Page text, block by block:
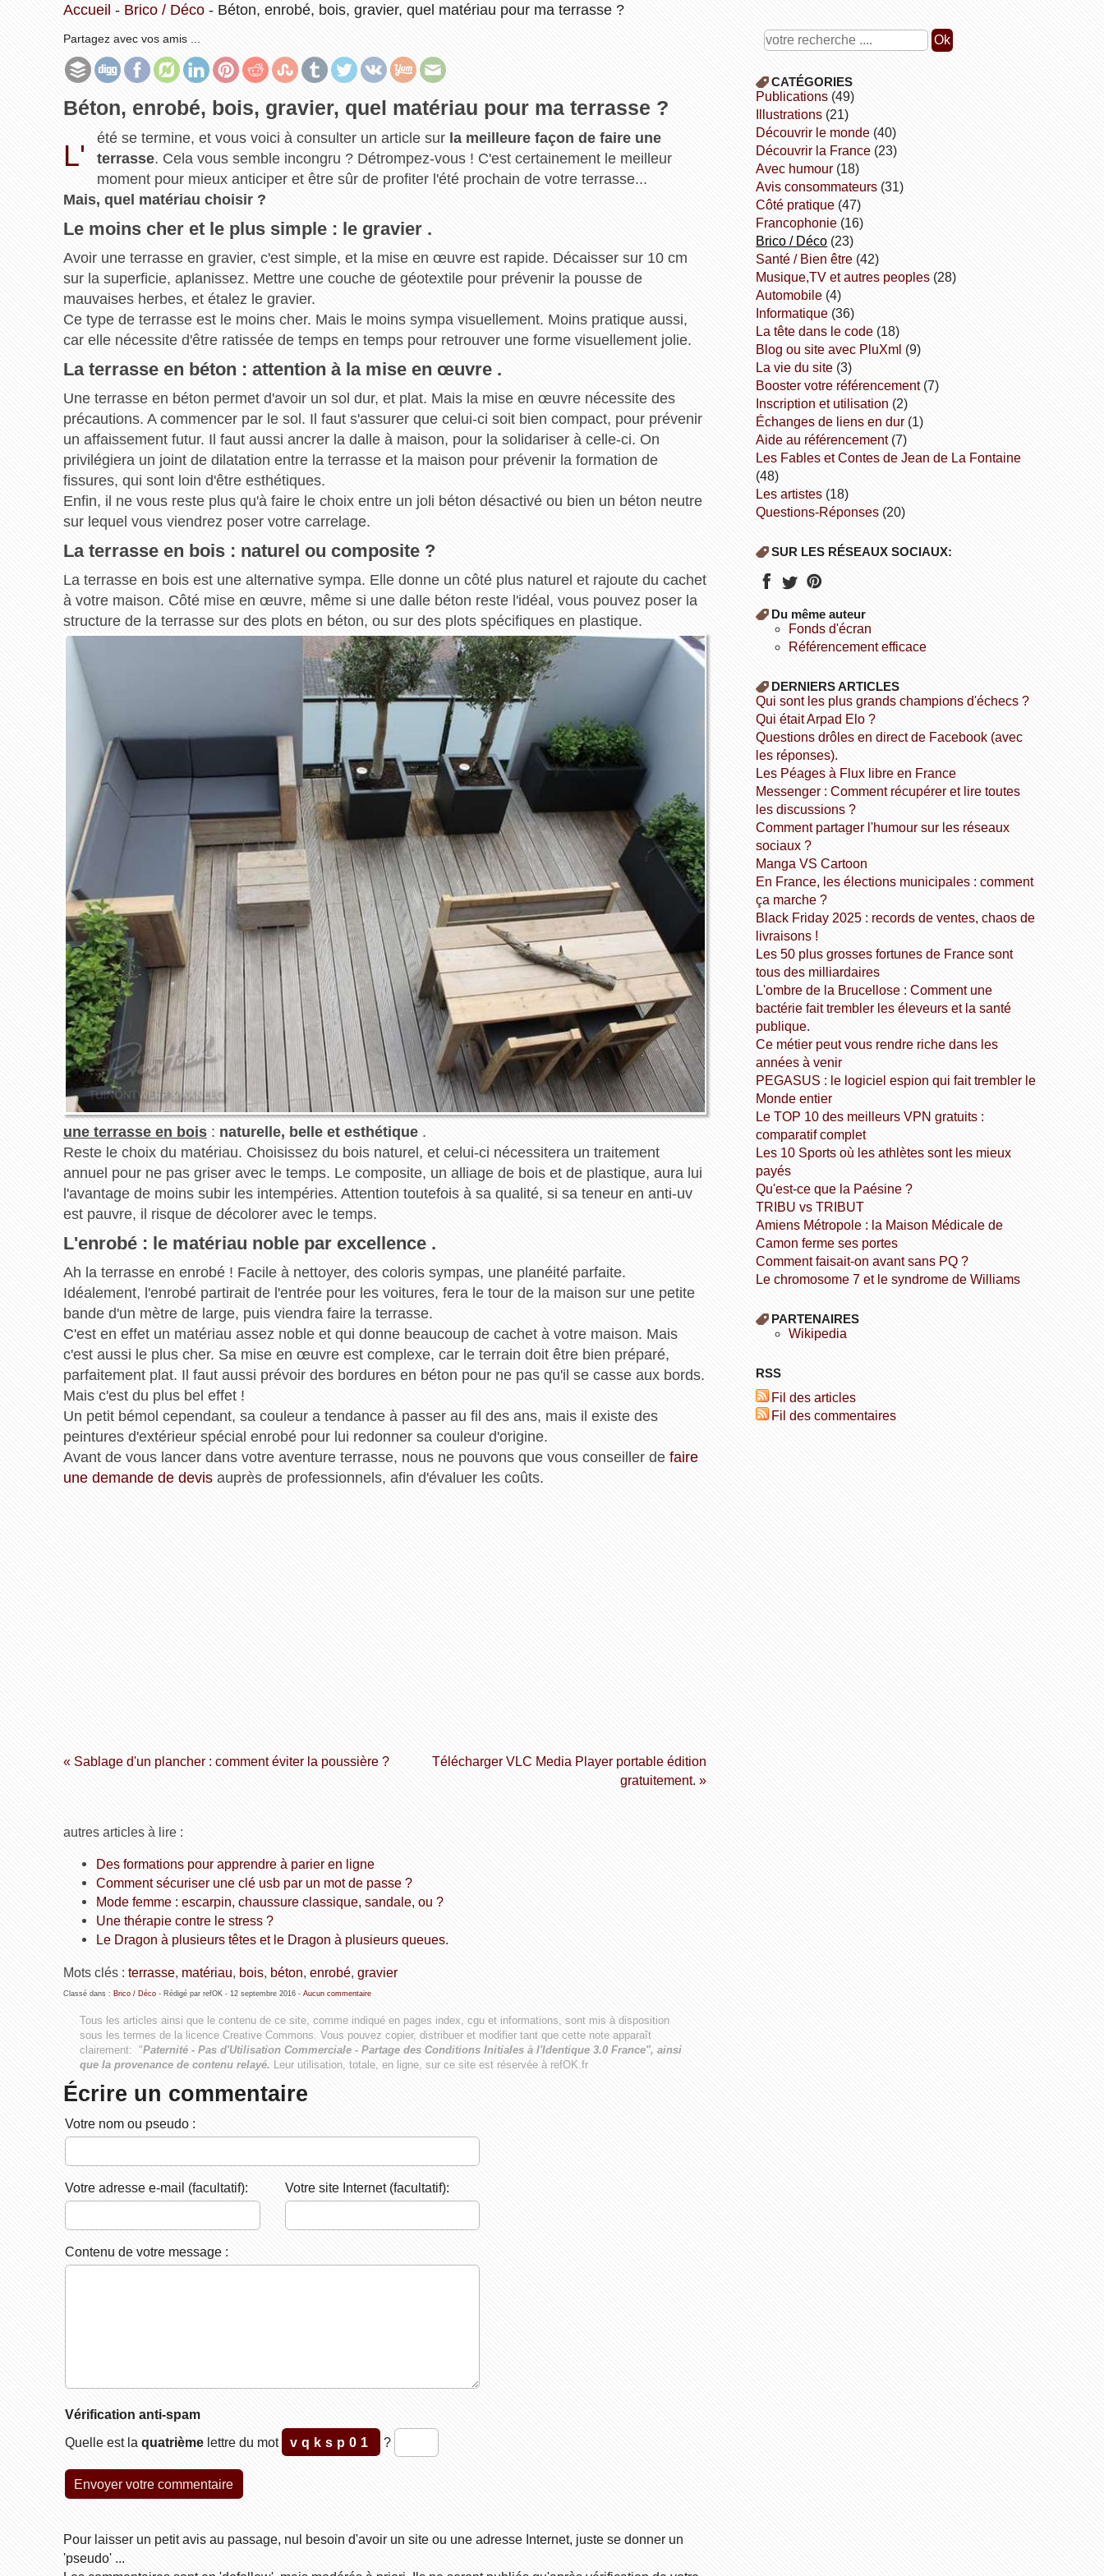
Accueil - Brico / Déco- Béton, enrobé, bois, gravier, quel matériau pour ma terrasse ?
Partagez avec vos amis ...
Béton, enrobé, bois, gravier, quel matériau pour ma terrasse ?
L'
été se termine, et vous voici à consulter un article sur la meilleure façon de faire une
terrasse. Cela vous semble incongru ? Détrompez-vous ! C'est certainement le meilleur
moment pour mieux anticiper et être sûr de profiter l'été prochain de votre terrasse...
Mais, quel matériau choisir ?
Le moins cher et le plus simple : le gravier .
Avoir une terrasse en gravier, c'est simple, et la mise en œuvre est rapide. Décaisser sur 10 cm
sur la superficie, aplanissez. Mettre une couche de géotextile pour prévenir la pousse de
mauvaises herbes, et étalez le gravier.
Ce type de terrasse est le moins cher. Mais le moins sympa visuellement. Moins pratique aussi,
car elle nécessite d'être ratissée de temps en temps pour retrouver une forme visuellement jolie.
La terrasse en béton : attention à la mise en œuvre .
Une terrasse en béton permet d'avoir un sol dur, et plat. Mais la mise en œuvre nécessite des
précautions. A commencer par le sol. Il faut s'assurer que celui-ci soit bien compact, pour prévenir
un affaissement futur. Il faut aussi ancrer la dalle à maison, pour la solidariser à celle-ci. On
privilégiera un joint de dilatation entre la terrasse et la maison pour prévenir la formation de
fissures, qui sont loin d'être esthétiques.
Enfin, il ne vous reste plus qu'à faire le choix entre un joli béton désactivé ou bien un béton neutre
sur lequel vous viendrez poser votre carrelage.
La terrasse en bois : naturel ou composite ?
La terrasse en bois est une alternative sympa. Elle donne un côté plus naturel et rajoute du cachet
à votre maison. Côté mise en œuvre, même si une dalle béton reste l'idéal, vous pouvez poser la
structure de la terrasse sur des plots en béton, ou sur des plots spécifiques en plastique.
une terrasse en bois: naturelle, belle et esthétique.
Reste le choix du matériau. Choisissez du bois naturel, et celui-ci nécessitera un traitement
annuel pour ne pas griser avec le temps. Le composite, un alliage de bois et de plastique, aura lui
l'avantage de moins subir les intempéries. Attention toutefois à sa qualité, si sa teneur en anti-uv
est pauvre, il risque de décolorer avec le temps.
L'enrobé : le matériau noble par excellence .
Ah la terrasse en enrobé ! Facile à nettoyer, des coloris sympas, une planéité parfaite.
Idéalement, l'enrobé partirait de l'entrée pour les voitures, fera le tour de la maison sur une petite
bande d'un mètre de large, puis viendra faire la terrasse.
C'est en effet un matériau assez noble et qui donne beaucoup de cachet à votre maison. Mais
c'est aussi le plus cher. Sa mise en œuvre est complexe, car le terrain doit être bien préparé,
parfaitement plat. Il faut aussi prévoir des bordures en béton pour ne pas qu'il se casse aux bords.
Mais c'est du plus bel effet !
Un petit bémol cependant, sa couleur a tendance à passer au fil des ans, mais il existe des
peintures d'extérieur spécial enrobé pour lui redonner sa couleur d'origine.
Avant de vous lancer dans votre aventure terrasse, nous ne pouvons que vous conseiller de faire
une demande de devisauprès de professionnels, afin d'évaluer les coûts.
« Sablage d'un plancher : comment éviter la poussière ?
Télécharger VLC Media Player portable édition
gratuitement. »
autres articles à lire :
Des formations pour apprendre à parier en ligne
Comment sécuriser une clé usb par un mot de passe ?
Mode femme : escarpin, chaussure classique, sandale, ou ?
Une thérapie contre le stress ?
Le Dragon à plusieurs têtes et le Dragon à plusieurs queues.
Mots clés : terrasse, matériau bois, béton enrobé, gravier
Classé dans : Brico / Déco- Rédigé par refOK - 12 septembre 2016- Aucun commentaire
Tous les articles ainsi que le contenu de ce site, comme indiqué en pages index, cgu et informations, sont mis à disposition
sous les termes de la licence Creative Commons . Vous pouvez copier, distribuer et modifier tant que cette note apparaît
clairement: "Paternité - Pas d'Utilisation Commerciale - Partage des Conditions Initiales à l'Identique 3.0 France", ainsi
que la provenance de contenu relayé. Leur utilisation, totale, en ligne, sur ce site est réservée à refOK.fr
Écrire un commentaire
Votre nom ou pseudo :
Votre adresse e-mail (facultatif): Votre site Internet (facultatif):
Contenu de votre message :
Vérification anti-spam
Quelle est la quatrièmelettre du mot vqksp01 ?
Pour laisser un petit avis au passage, nul besoin d'avoir un site ou une adresse Internet, juste se donner un
'pseudo' ...
CATÉGORIES
publications (49)
illustrations (21)
découvrir le monde (40)
découvrir la France (23)
avec humour (18)
avis consommateurs (31)
côté pratique (47)
Francophonie (16)
Brico / Déco (23)
Santé / Bien être (42)
Musique,TV et autres peoples (28)
Automobile (4)
informatique (36)
la tête dans le code (18)
Blog ou site avec PluXml (9)
la vie du site (3)
booster votre référencement(7)
inscription et utilisation (2)
échanges de liens en dur (1)
aide au référencement(7)
Les Fables et Contes de Jean de La Fontaine
(48)
Les artistes (18)
Questions-Réponses (20)
SUR LES RÉSEAUX SOCIAUX:
Du même auteur
fonds d'écran
référencement efficace
DERNIERS ARTICLES
Qui sont les plus grands champions d'échecs ?
Qui était Arpad Elo ?
Questions drôles en direct de Facebook (avec
les réponses).
Les Péages à Flux libre en France
Messenger : Comment récupérer et lire toutes
les discussions ?
Comment partager l'humour sur les réseaux
sociaux ?
Manga VS Cartoon
En France, les élections municipales : comment
ça marche ?
Black Friday 2025 : records de ventes, chaos de
livraisons !
Les 50 plus grosses fortunes de France sont
tous des milliardaires
L'ombre de la Brucellose : Comment une
bactérie fait trembler les éleveurs et la santé
publique.
Ce métier peut vous rendre riche dans les
années à venir
PEGASUS : le logiciel espion qui fait trembler le
Monde entier
Le TOP 10 des meilleurs VPN gratuits :
comparatif complet
Les 10 Sports où les athlètes sont les mieux
payés
Qu'est-ce que la Paésine ?
TRIBU vs TRIBUT
Amiens Métropole : la Maison Médicale de
Camon ferme ses portes
Comment faisait-on avant sans PQ ?
Le chromosome 7 et le syndrome de Williams
PARTENAIRES
wikipedia
RSS
Fil des articles
Fil des commentaires